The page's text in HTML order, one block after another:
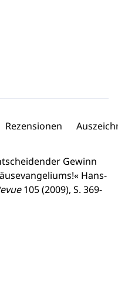
Rezensionen
Gewinn
Hans-
105 (2009), S. 369-